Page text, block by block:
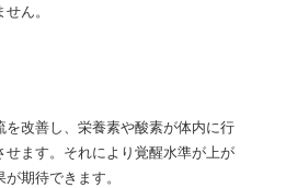
ん。
を改善し、栄養素や酸素が体内に行
せます。それにより覚醒水準が上が
期待できます。